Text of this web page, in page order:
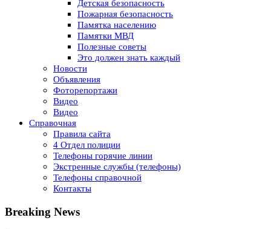
Детская безопасность
Пожарная безопасность
Памятка населению
Памятки МВД
Полезные советы
Это должен знать каждый
Новости
Объявления
Фоторепортажи
Видео
Видео
Справочная
Правила сайта
4 Отдел полиции
Телефоны горячие линии
Экстренные службы (телефоны)
Телефоны справочной
Контакты
Breaking News